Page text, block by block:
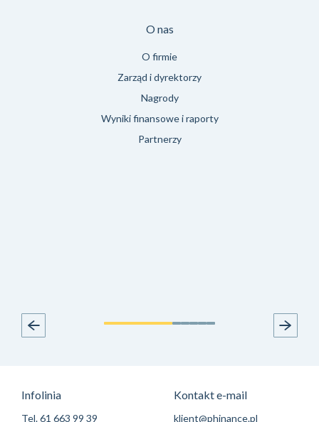
O nas
O firmie
Zarząd i dyrektorzy
Nagrody
Wyniki finansowe i raporty
Partnerzy
Infolinia
Tel.61 663 99 39
Kontakt e-mail
klient@phinance.pl